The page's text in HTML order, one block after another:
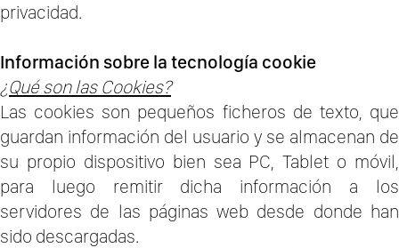
privacidad.
Información sobre la tecnología cookie
¿Qué son las Cookies?
Las cookies son pequeños ficheros de texto, que
guardan información del usuario y se almacenan de
su propio dispositivo bien sea PC, Tablet o móvil,
para luego remitir dicha información a los
servidores de las páginas web desde donde han
sido descargadas.